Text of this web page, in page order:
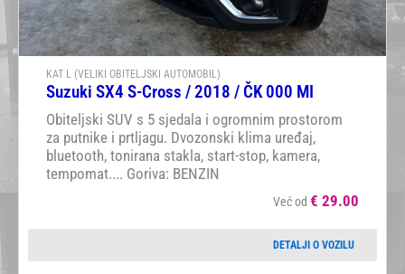
KAT L (VELIKI OBITELJSKI AUTOMOBIL)
Suzuki SX4 S-Cross / 2018 / ČK 000 MI
Obiteljski SUV s 5 sjedala i ogromnim prostorom
za putnike i prtljagu. Dvozonski klima uređaj,
bluetooth, tonirana stakla, start-stop, kamera,
tempomat.... Goriva: BENZIN
Već od € 29.00
DETALJI O VOZILU